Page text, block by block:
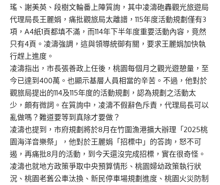
瑤、謝美英、段樹文輪番上陣質詢，其中凌濤砲轟觀光旅遊局
代理局長王麗娟，痛批觀旅局太離譜，115年度活動規劃僅有3
項，A4紙1頁都填不滿，而114年下半年度重要活動內容，竟然
只有4頁。凌濤強調，這與領導統御有關，要求王麗娟加快執
行趕上進度。
凌濤指出，市長張善政上任後，桃園每個月之觀光遊憩量，至
今已達到400萬。也顯示基層人員相當的辛苦。不過，他對於
觀旅局提出的114及115年度的活動規劃，認為規劃之活動太
少，頗有微詞。在質詢中，凌濤不假辭色斥責，代理局長可以
亂做嗎？難道要等到真除才要做？
凌濤也提到，市府規劃將於8月在竹圍漁港擴大辦理「2025桃
園海洋音樂祭」，他對於王麗娟「招標中」的答詢，怒不可
遏，再痛批8月的活動，到今天還沒完成招標，實在很奇怪。
凌濤也就地方政策爭取中央預算情形、桃園婦幼政策執行狀
況、桃園老舊公車汰換、新民停車場規劃進度、桃園火災防制